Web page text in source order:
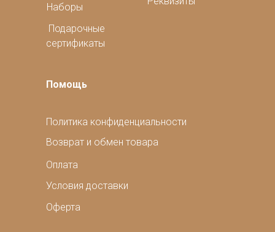
Наборы
Подарочные
сертификаты
Помощь
Политика конфиденциальности
Возврат и обмен товара
Оплата
Условия доставки
Оферта